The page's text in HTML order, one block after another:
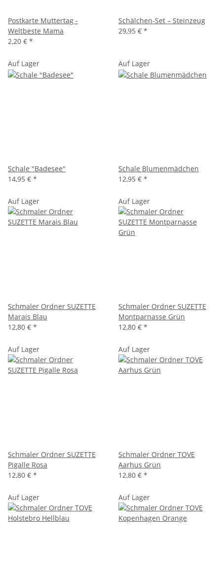
Postkarte Muttertag -
Weltbeste Mama
2,20 € *
Schälchen-Set – Steinzeug
29,95 € *
Auf Lager
Schale "Badesee"
14,95 € *
Auf Lager
Schale Blumenmädchen
12,95 € *
Auf Lager
Schmaler Ordner SUZETTE
Marais Blau
12,80 € *
Auf Lager
Schmaler Ordner SUZETTE
Montparnasse Grün
12,80 € *
Auf Lager
Schmaler Ordner SUZETTE
Pigalle Rosa
12,80 € *
Auf Lager
Schmaler Ordner TOVE
Aarhus Grün
12,80 € *
Auf Lager Auf Lager